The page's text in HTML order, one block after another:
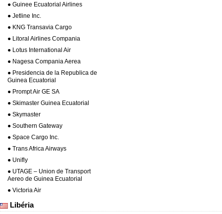
● Guinee Ecuatorial Airlines
● Jetline Inc.
● KNG Transavia Cargo
● Litoral Airlines Compania
● Lotus International Air
● Nagesa Compania Aerea
● Presidencia de la Republica de
Guinea Ecuatorial
● Prompt Air GE SA
● Skimaster Guinea Ecuatorial
● Skymaster
● Southern Gateway
● Space Cargo Inc.
● Trans Africa Airways
● Unifly
● UTAGE – Union de Transport
Aereo de Guinea Ecuatorial
● Victoria Air
Libéria